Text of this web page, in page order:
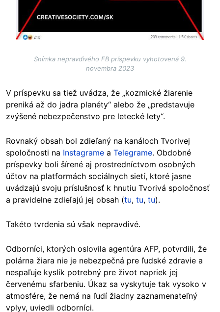
Snímka nepravdivého FB príspevku vyhotovená 9.
novembra 2023
V príspevku sa tiež uvádza, že „kozmické žiarenie
preniká až do jadra planéty“ alebo že „predstavuje
zvýšené nebezpečenstvo pre letecké lety“.
Rovnaký obsah bol zdieľaný na kanáloch Tvorivej
spoločnosti na Instagrame a Telegrame. Obdobné
príspevky boli šírené aj prostredníctvom osobných
účtov na platformách sociálnych sietí, ktoré jasne
uvádzajú svoju príslušnosť k hnutiu Tvorivá spoločnosť
a pravidelne zdieľajú jej obsah (tu, tu, tu).
Takéto tvrdenia sú však nepravdivé.
Odborníci, ktorých oslovila agentúra AFP, potvrdili, že
polárna žiara nie je nebezpečná pre ľudské zdravie a
nespaľuje kyslík potrebný pre život napriek jej
červenému sfarbeniu. Úkaz sa vyskytuje tak vysoko v
atmosfére, že nemá na ľudí žiadny zaznamenateľný
vplyv, uviedli odborníci.